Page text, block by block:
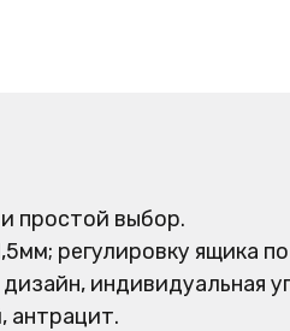
простой выбор.
регулировку ящика
индивидуальная
антрацит.